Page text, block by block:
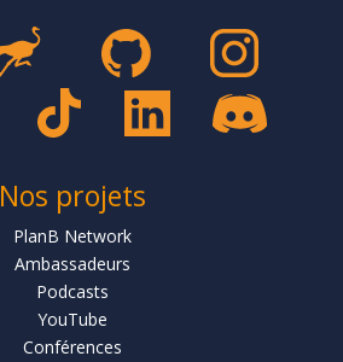
Nos projets
PlanB Network
Ambassadeurs
Podcasts
YouTube
Conférences